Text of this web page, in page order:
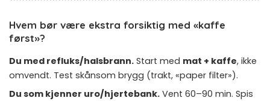
Hvem bør være ekstra forsiktig med «kaffe
først»?
Du med refluks/halsbrann. Start med mat + kaffe, ikke
omvendt. Test skånsom brygg (trakt, «paper filter»).
Du som kjenner uro/hjertebank. Vent 60–90 min. Spis